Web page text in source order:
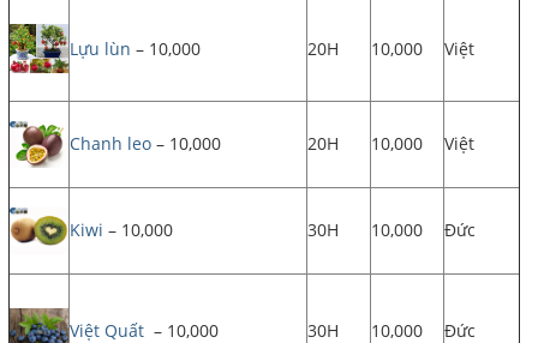
Lựu lùn – 10,000 20H 10,000 Việt
Chanh leo – 10,000 20H 10,000 Việt
Kiwi – 10,000 30H 10,000 Đức
Việt Quất – 10,000 30H 10,000 Đức